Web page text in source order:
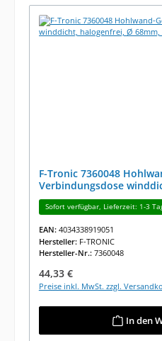
F-Tronic 7360048
Verbindungsdose
68mm, t=61mm
Sofort verfügbar, Lieferzeit: 1-3
EAN: 4034338919051
Hersteller: F-TRONIC
Hersteller-Nr.: 7360048
Regulärer Preis:
44,33 €
Preise inkl. MwSt. zzgl.
In den